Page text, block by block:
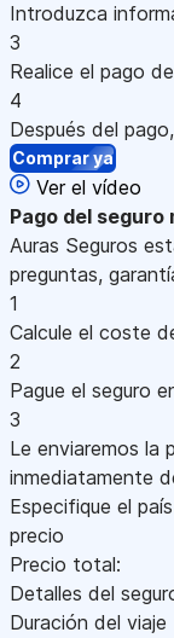
Introduzca
3
Realice el pago
4
Después del
Comprar ya
Ver el vídeo
Pago del seguro
Auras Seguros
preguntas,
1
Calcule el coste
2
Pague el seguro
3
Le enviaremos la
inmediatamente
Especifique el
precio
Precio total:
Detalles del
Duración del viaje